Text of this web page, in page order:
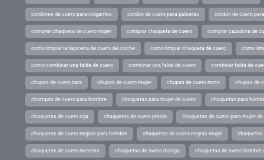
cordones de cuero para colgantes cordon de cuero para pulseras cordon de cuero
comprar chaqueta de cuero mujer comprar chaqueta de cuero comprar cazadora de
como limpiar la tapiceria de cuero del coche como limpiar chaqueta de cuero como
como combinar una falda de cuero combinar una falda de cuero combinar falda de
chupas de cuero zara chupas de cuero mujer chupas de cuero moto chupas de
chompas de cuero para hombre chaquetas para mujer de cuero chaquetas para
chaquetas de cuero roja chaquetas de cuero precio chaquetas de cuero para mujer de
chaquetas de cuero negras para hombre chaquetas de cuero negras mujer chaquetas
chaquetas de cuero moteras chaquetas de cuero mango chaquetas de cuero hombre